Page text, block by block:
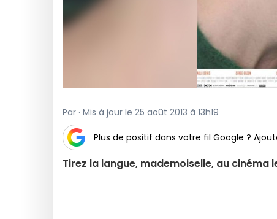
Par · Mis à jour le 25 août 2013 à 13h19
Plus de positif dans votre fil Google ?
Tirez la langue, mademoiselle, au cinéma